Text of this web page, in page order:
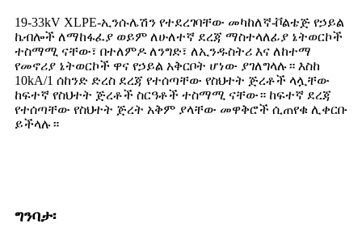
19-33kV XLPE-ኢንሱሌሽን የተደረገባቸው መካከለኛ-ቮልቴጅ የኃይል
ኬብሎች ለማከፋፈያ ወይም ለሁለተኛ ደረጃ ማስተላለፊያ ኔትወርኮች
ተስማሚ ናቸው፣ በተለምዶ ለንግድ፣ ለኢንዱስትሪ እና ለከተማ
የመኖሪያ ኔትወርኮች ዋና የኃይል አቅርቦት ሆነው ያገለግላሉ። እስከ
10kA/1 ሰከንድ ድረስ ደረጃ የተሰጣቸው የስህተት ጅረቶች ላሏቸው
ከፍተኛ የስህተት ጅረቶች ስርዓቶች ተስማሚ ናቸው። ከፍተኛ ደረጃ
የተሰጣቸው የስህተት ጅረት አቅም ያላቸው መዋቅሮች ሲጠየቁ ሊቀርቡ
ይችላሉ።
ግንባታ፡